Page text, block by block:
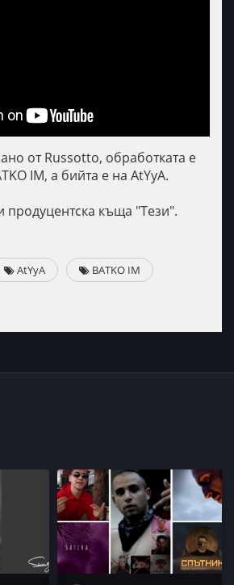
от Russotto, обработката е
IM, а бийта е на AtYyA.
продуцентска къща "Тези".
AtYyA BATKO IM